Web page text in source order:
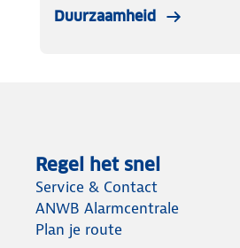
Duurzaamheid
Regel het snel
Service & Contact
ANWB Alarmcentrale
Plan je route